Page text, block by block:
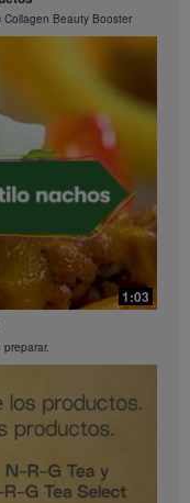
común?
Beauty Booster
1:03